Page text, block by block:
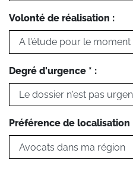
Volonté de réalisation :
Degré d'urgence * :
Préférence de localisation